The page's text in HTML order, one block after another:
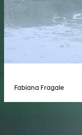
Fabiana Fragale